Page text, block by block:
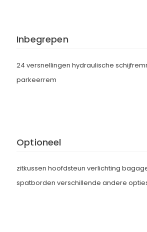
Inbegrepen
24 versnellingen hydraulische
parkeerrem
Optioneel
zitkussen hoofdsteun verlichting
spatborden verschillende andere